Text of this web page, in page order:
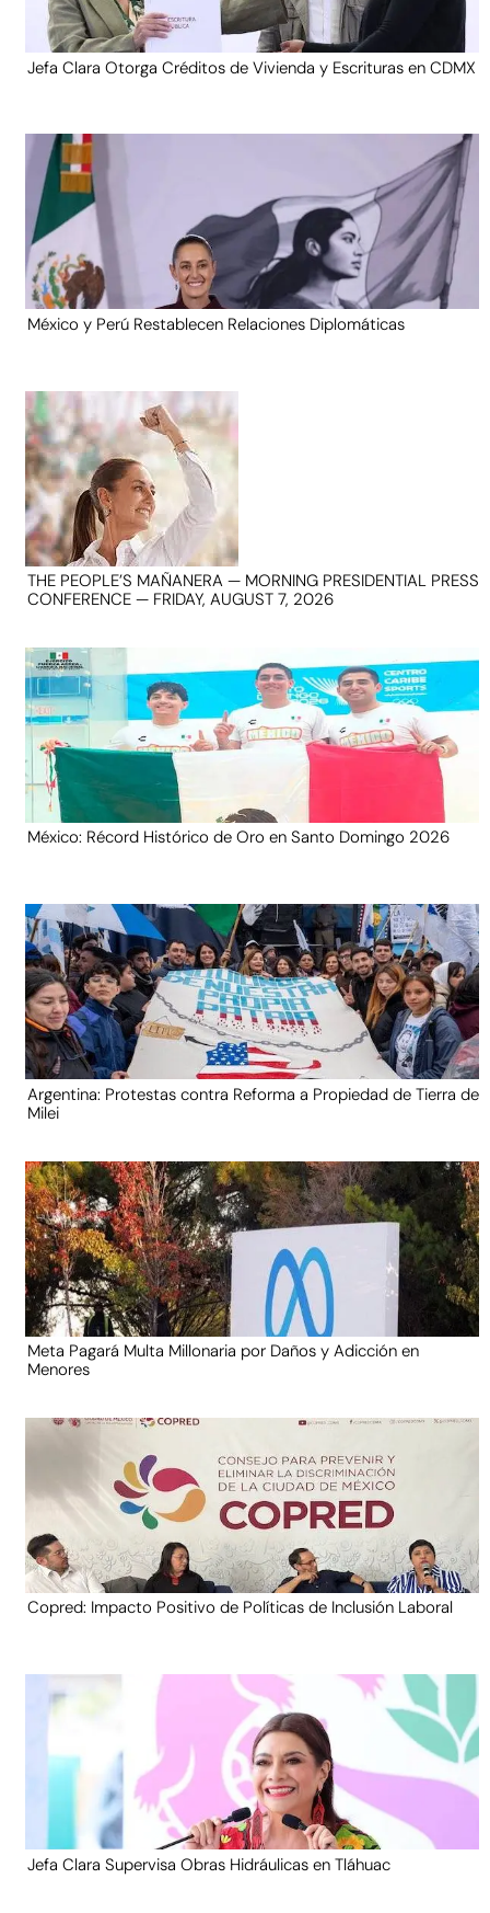
Jefa Clara Otorga Créditos de Vivienda y Escrituras en CDMX
México y Perú Restablecen Relaciones Diplomáticas
THE PEOPLE’S MAÑANERA — MORNING PRESIDENTIAL PRESS
CONFERENCE — FRIDAY, AUGUST 7, 2026
México: Récord Histórico de Oro en Santo Domingo 2026
Argentina: Protestas contra Reforma a Propiedad de Tierra de
Milei
Meta Pagará Multa Millonaria por Daños y Adicción en
Menores
Copred: Impacto Positivo de Políticas de Inclusión Laboral
Jefa Clara Supervisa Obras Hidráulicas en Tláhuac